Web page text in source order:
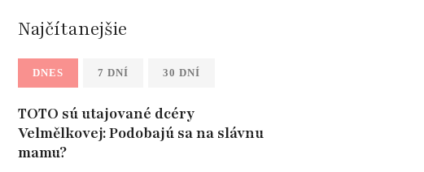
Najčítanejšie
DNES 7 DNÍ 30 DNÍ
TOTO sú utajované dcéry
Velmělkovej: Podobajú sa na slávnu
mamu?